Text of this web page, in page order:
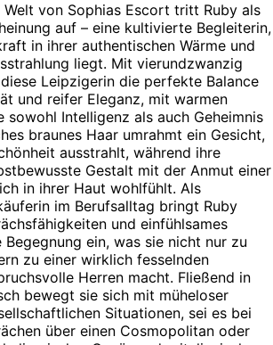
von Sophias Escort tritt Ruby als
auf – eine kultivierte Begleiterin,
in ihrer authentischen Wärme und
liegt. Mit vierundzwanzig
Leipzigerin die perfekte Balance
und reifer Eleganz, mit warmen
sowohl Intelligenz als auch Geheimnis
braunes Haar umrahmt ein Gesicht,
ausstrahlt, während ihre
Gestalt mit der Anmut einer
in ihrer Haut wohlfühlt. Als
im Berufsalltag bringt Ruby
und einfühlsames
Begegnung ein, was sie nicht nur zu
zu einer wirklich fesselnden
Herren macht. Fließend in
bewegt sie sich mit müheloser
Situationen, sei es bei
über einen Cosmopolitan oder